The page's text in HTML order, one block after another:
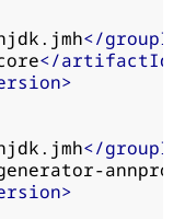
</
</artifactId>
</